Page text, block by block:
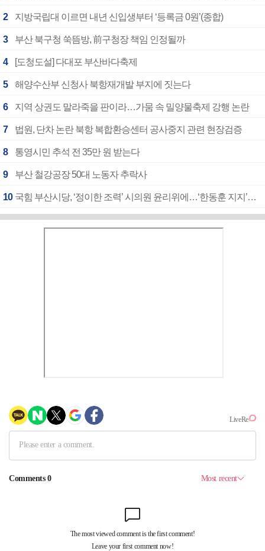
2 지방국립대 이르면 내년 신입생부터 ‘등록금 0원’(종합)
3 부산 북구청 쑥뜸방, 前구청장 책임 인정될까
4 [도청도설] 다대포 부산바다축제
5 해양수산부 신청사 북항재개발 부지에 짓는다
6 지역 상권도 말라죽을 판이라…가뭄 속 밀양물축제 강행 논란
7 법원, 단차 논란 북항 복합환승센터 공사중지 관련 현장검증
8 통영시민 추석 전 35만 원 받는다
9 부산 철강공장 50대 노동자 추락사
10 국힘 부산시당, ‘정이한 조력’ 시의원 윤리위에…‘한동훈 지지’도 신고접수